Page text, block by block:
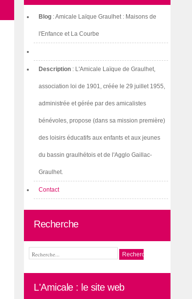
Blog : Amicale Laïque Graulhet : Maisons de
l'Enfance et La Courbe
Description : L'Amicale Laïque de Graulhet,
association loi de 1901, créée le 29 juillet 1955,
administrée et gérée par des amicalistes
bénévoles, propose (dans sa mission première)
des loisirs éducatifs aux enfants et aux jeunes
du bassin graulhétois et de l'Agglo Gaillac-
Graulhet.
Contact
Recherche
L'Amicale : le site web